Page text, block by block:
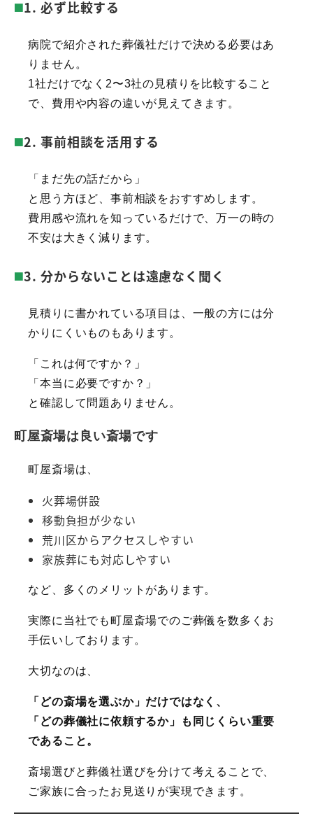
1. 必ず比較する
病院で紹介された葬儀社だけで決める必要はあ
りません。
1社だけでなく2〜3社の見積りを比較すること
で、費用や内容の違いが見えてきます。
2. 事前相談を活用する
「まだ先の話だから」
と思う方ほど、事前相談をおすすめします。
費用感や流れを知っているだけで、万一の時の
不安は大きく減ります。
3. 分からないことは遠慮なく聞く
見積りに書かれている項目は、一般の方には分
かりにくいものもあります。
「これは何ですか？」
「本当に必要ですか？」
と確認して問題ありません。
町屋斎場は良い斎場です
町屋斎場は、
火葬場併設
移動負担が少ない
荒川区からアクセスしやすい
家族葬にも対応しやすい
など、多くのメリットがあります。
実際に当社でも町屋斎場でのご葬儀を数多くお
手伝いしております。
大切なのは、
「どの斎場を選ぶか」だけではなく、
「どの葬儀社に依頼するか」も同じくらい重要
であること。
斎場選びと葬儀社選びを分けて考えることで、
ご家族に合ったお見送りが実現できます。